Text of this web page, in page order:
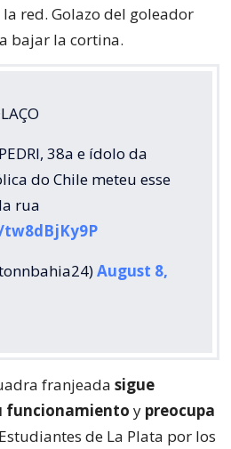
red. Golazo del goleador
bajar la cortina.
38a e ídolo da
do Chile meteu esse
rua
August 8,
franjeada sigue
funcionamiento y preocupa
de La Plata por los